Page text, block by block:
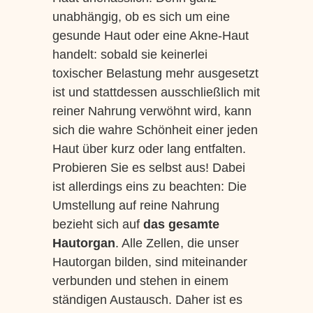
unabhängig, ob es sich um eine
gesunde Haut oder eine Akne-Haut
handelt: sobald sie keinerlei
toxischer Belastung mehr ausgesetzt
ist und stattdessen ausschließlich mit
reiner Nahrung verwöhnt wird, kann
sich die wahre Schönheit einer jeden
Haut über kurz oder lang entfalten.
Probieren Sie es selbst aus! Dabei
ist allerdings eins zu beachten: Die
Umstellung auf reine Nahrung
bezieht sich auf das gesamte
Hautorgan. Alle Zellen, die unser
Hautorgan bilden, sind miteinander
verbunden und stehen in einem
ständigen Austausch. Daher ist es